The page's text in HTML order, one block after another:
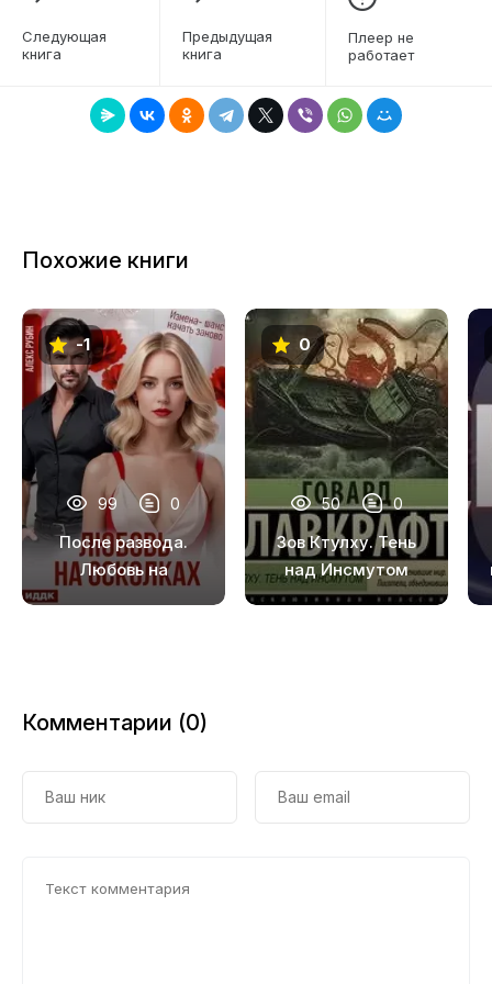
Лавкрафта» и Мифов Ктулху. Свод подготовлен
соответствии и с буквой, и с духом
литературных источников. В это аудиоиздание
7
12
Следующая
книга
Предыдущая
книга
Плеер не
работает
Похожие книги
-1
99 0
После развода.
Любовь на
0
50 0
Зов Ктулху. Тень
над Инсмутом
Комментарии (0)